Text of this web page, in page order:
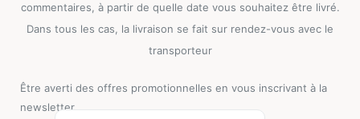
commentaires, à partir de quelle date vous souhaitez être livré.
Dans tous les cas, la livraison se fait sur rendez-vous avec le
transporteur
Être averti des offres promotionnelles en vous inscrivant à la
newsletter